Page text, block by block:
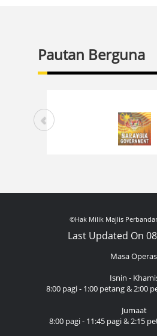
Pautan Berguna
©Hak Milik Majlis
Last Updated On
Masa
Isnin -
8:00 pagi - 1:00 petang & 2:00
Jumaat
8:00 pagi - 11:45 pagi & 2:15